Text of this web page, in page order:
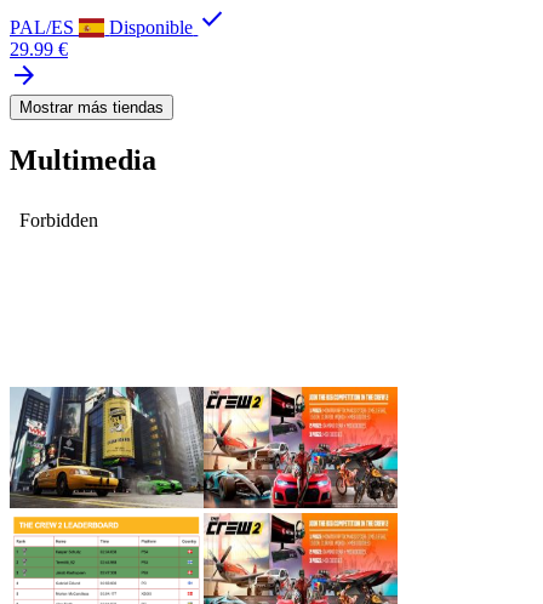
PAL/ES Disponible check
29.99 €
arrow_forward
Mostrar más tiendas
Multimedia